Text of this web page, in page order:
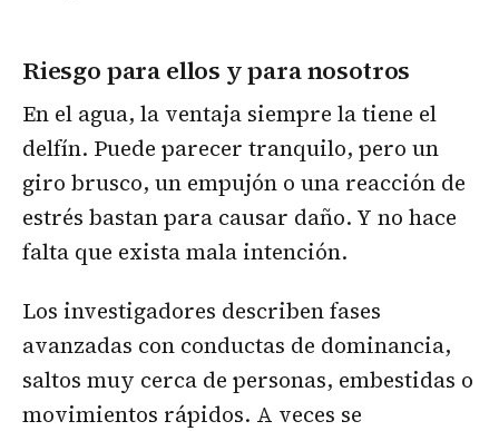
Riesgo para ellos y para nosotros
En el agua, la ventaja siempre la tiene el
delfín. Puede parecer tranquilo, pero un
giro brusco, un empujón o una reacción de
estrés bastan para causar daño. Y no hace
falta que exista mala intención.
Los investigadores describen fases
avanzadas con conductas de dominancia,
saltos muy cerca de personas, embestidas o
movimientos rápidos. A veces se